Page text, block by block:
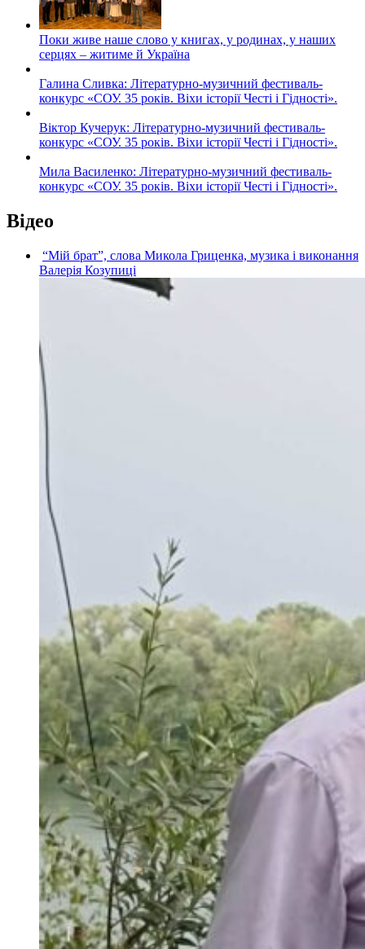
Поки живе наше слово у книгах, у родинах, у наших
серцях – житиме й Україна
Галина Сливка: Літературно-музичний фестиваль-
конкурс «СОУ. 35 років. Віхи історії Честі і Гідності».
Віктор Кучерук: Літературно-музичний фестиваль-
конкурс «СОУ. 35 років. Віхи історії Честі і Гідності».
Мила Василенко: Літературно-музичний фестиваль-
конкурс «СОУ. 35 років. Віхи історії Честі і Гідності».
Відео
“Мій брат”, слова Микола Гриценка, музика і виконання
Валерія Козупиці